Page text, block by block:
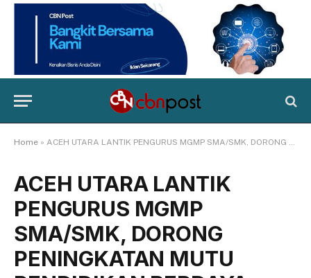
Home » ACEH UTARA LANTIK PENGURUS MGMP SMA/SMK, DORONG PENINGKATAN MUTU PENDIDIKAN BERDAYA SAING
ACEH UTARA LANTIK
PENGURUS MGMP
SMA/SMK, DORONG
PENINGKATAN MUTU